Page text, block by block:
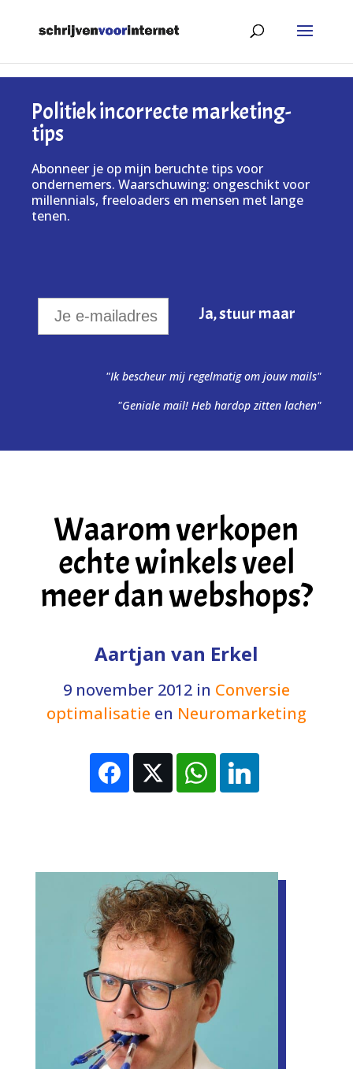
Politiek incorrecte marketing-
tips
Abonneer je op mijn beruchte tips voor
ondernemers. Waarschuwing: ongeschikt voor
millennials, freeloaders en mensen met lange
tenen.
"Ik bescheur mij regelmatig om jouw mails"
"Geniale mail! Heb hardop zitten lachen"
Waarom verkopen
echte winkels veel
meer dan webshops?
Aartjan van Erkel
9 november 2012in Conversie
optimalisatie en Neuromarketing